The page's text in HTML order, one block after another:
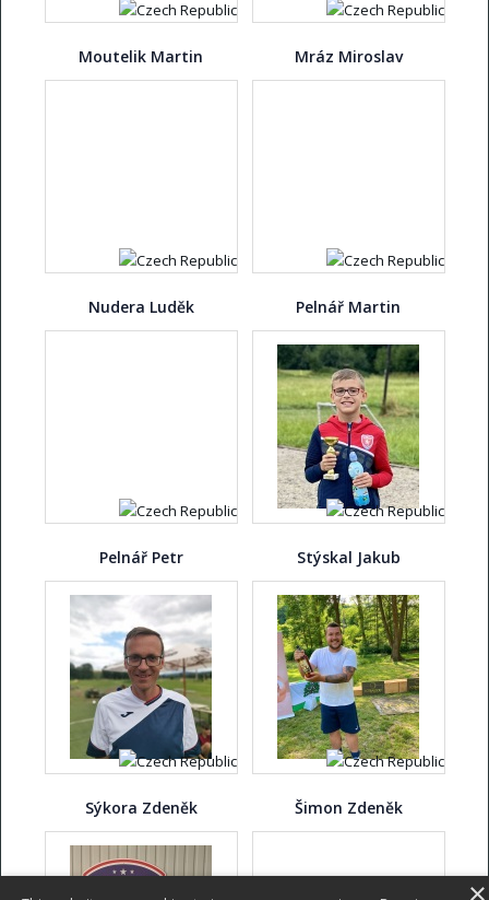
Moutelik Martin Mráz Miroslav
Nudera Luděk Pelnář Martin
Pelnář Petr Stýskal Jakub
Sýkora Zdeněk Šimon Zdeněk